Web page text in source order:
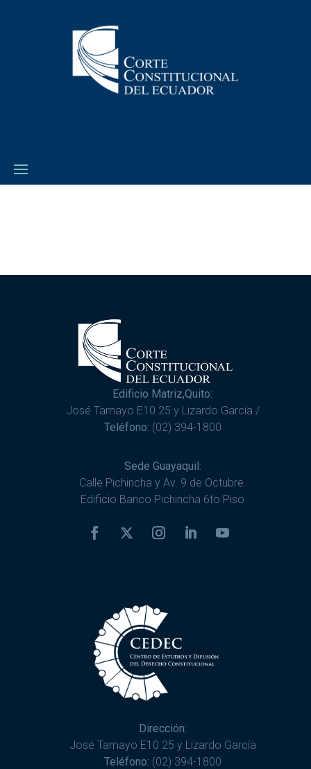
Edificio Matriz,Quito:
José Tamayo E10 25 y Lizardo García /
Teléfono: (02) 394-1800
Sede Guayaquil:
Calle Pichincha y Av. 9 de Octubre.
Edificio Banco Pichincha 6to Piso
Dirección:
José Tamayo E10 25 y Lizardo García
Teléfono: (02) 394-1800